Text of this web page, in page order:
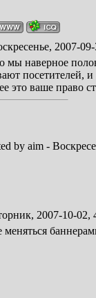
2007-
мы наверное
посетителей,
это ваше право
by aim -
2007-10-02,
меняться